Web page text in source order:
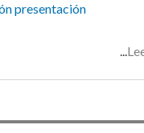
presentación